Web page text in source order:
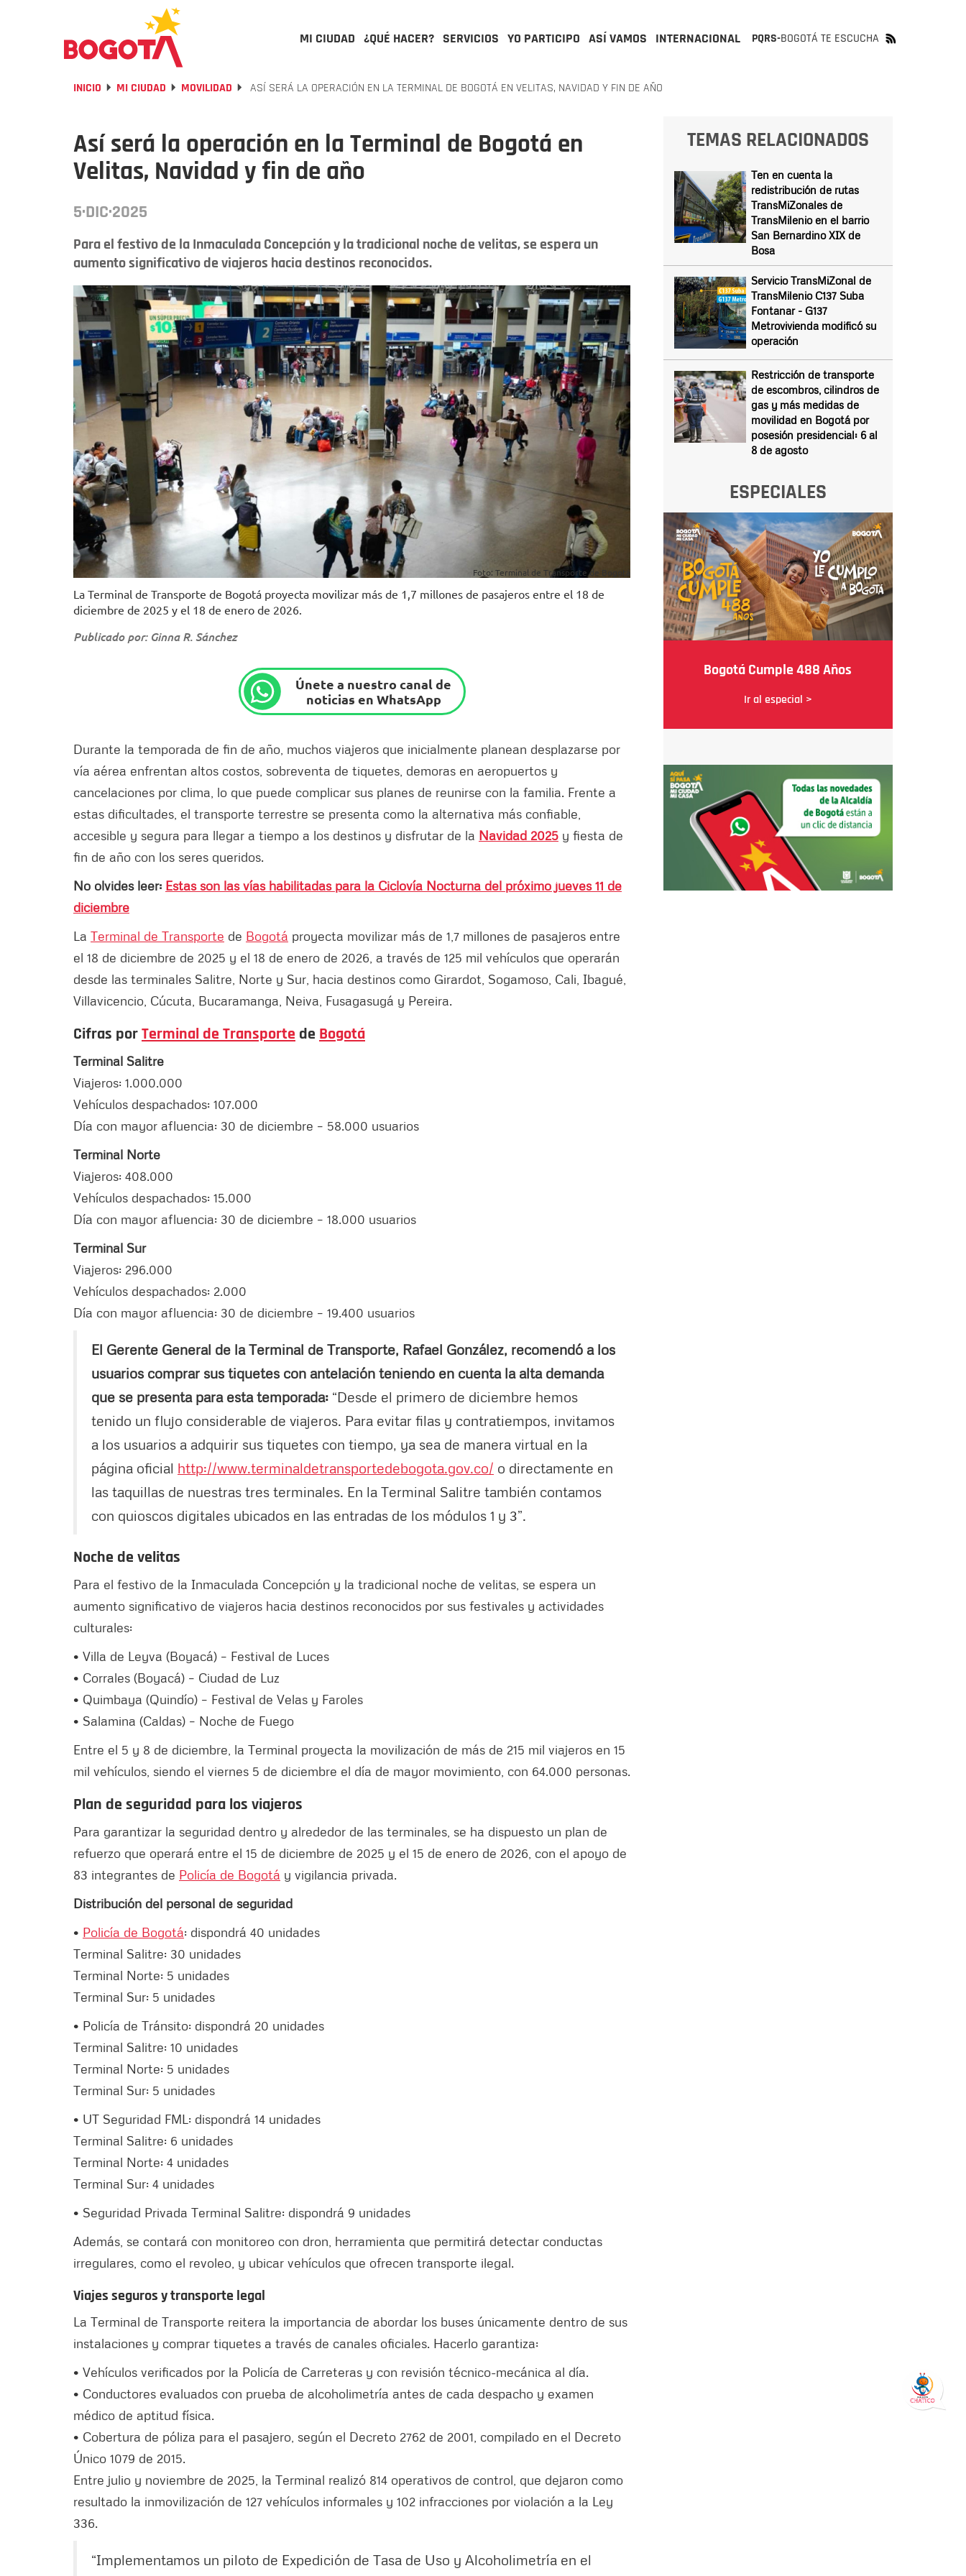
MI CIUDAD ¿QUÉ HACER? SERVICIOS YO PARTICIPO ASÍ VAMOS INTERNACIONAL PQRS-BOGOTÁ TE ESCUCHA
INICIO MI CIUDAD MOVILIDAD ASÍ SERÁ LA OPERACIÓN EN LA TERMINAL DE BOGOTÁ EN VELITAS, NAVIDAD Y FIN DE AÑO
Así será la operación en la Terminal de Bogotá en
Velitas, Navidad y fin de año
5·DIC·2025
Para el festivo de la Inmaculada Concepción y la tradicional noche de velitas, se espera un
aumento significativo de viajeros hacia destinos reconocidos.
Foto: Terminal de Transporte de Bogotá
La Terminal de Transporte de Bogotá proyecta movilizar más de 1,7 millones de pasajeros entre el 18 de
diciembre de 2025 y el 18 de enero de 2026.
Publicado por: Ginna R. Sánchez
Únete a nuestro canal de
noticias en WhatsApp
Durante la temporada de fin de año, muchos viajeros que inicialmente planean desplazarse por
vía aérea enfrentan altos costos, sobreventa de tiquetes, demoras en aeropuertos y
cancelaciones por clima, lo que puede complicar sus planes de reunirse con la familia. Frente a
estas dificultades, el transporte terrestre se presenta como la alternativa más confiable,
accesible y segura para llegar a tiempo a los destinos y disfrutar de la Navidad 2025 y fiesta de
fin de año con los seres queridos.
No olvides leer: Estas son las vías habilitadas para la Ciclovía Nocturna del próximo jueves 11 de
diciembre
La Terminal de Transporte de Bogotá proyecta movilizar más de 1,7 millones de pasajeros entre
el 18 de diciembre de 2025 y el 18 de enero de 2026, a través de 125 mil vehículos que operarán
desde las terminales Salitre, Norte y Sur, hacia destinos como Girardot, Sogamoso, Cali, Ibagué,
Villavicencio, Cúcuta, Bucaramanga, Neiva, Fusagasugá y Pereira.
Cifras porTerminal de Transporte de Bogotá
Terminal Salitre
Viajeros: 1.000.000
Vehículos despachados: 107.000
Día con mayor afluencia: 30 de diciembre – 58.000 usuarios
Terminal Norte
Viajeros: 408.000
Vehículos despachados: 15.000
Día con mayor afluencia: 30 de diciembre – 18.000 usuarios
Terminal Sur
Viajeros: 296.000
Vehículos despachados: 2.000
Día con mayor afluencia: 30 de diciembre – 19.400 usuarios
El Gerente General de la Terminal de Transporte, Rafael González, recomendó a los
usuarios comprar sus tiquetes con antelación teniendo en cuenta la alta demanda
que se presenta para esta temporada: “Desde el primero de diciembre hemos
tenido un flujo considerable de viajeros. Para evitar filas y contratiempos, invitamos
a los usuarios a adquirir sus tiquetes con tiempo, ya sea de manera virtual en la
página oficial http://www.terminaldetransportedebogota.gov.co/ o directamente en
las taquillas de nuestras tres terminales. En la Terminal Salitre también contamos
con quioscos digitales ubicados en las entradas de los módulos 1 y 3”.
Noche de velitas
Para el festivo de la Inmaculada Concepción y la tradicional noche de velitas, se espera un
aumento significativo de viajeros hacia destinos reconocidos por sus festivales y actividades
culturales:
• Villa de Leyva (Boyacá) – Festival de Luces
• Corrales (Boyacá) – Ciudad de Luz
• Quimbaya (Quindío) – Festival de Velas y Faroles
• Salamina (Caldas) – Noche de Fuego
Entre el 5 y 8 de diciembre, la Terminal proyecta la movilización de más de 215 mil viajeros en 15
mil vehículos, siendo el viernes 5 de diciembre el día de mayor movimiento, con 64.000 personas.
Plan de seguridad para los viajeros
Para garantizar la seguridad dentro y alrededor de las terminales, se ha dispuesto un plan de
refuerzo que operará entre el 15 de diciembre de 2025 y el 15 de enero de 2026, con el apoyo de
83 integrantes de Policía de Bogotá y vigilancia privada.
Distribución del personal de seguridad
• Policía de Bogotá: dispondrá 40 unidades
Terminal Salitre: 30 unidades
Terminal Norte: 5 unidades
Terminal Sur: 5 unidades
• Policía de Tránsito: dispondrá 20 unidades
Terminal Salitre: 10 unidades
Terminal Norte: 5 unidades
Terminal Sur: 5 unidades
• UT Seguridad FML: dispondrá 14 unidades
Terminal Salitre: 6 unidades
Terminal Norte: 4 unidades
Terminal Sur: 4 unidades
• Seguridad Privada Terminal Salitre: dispondrá 9 unidades
Además, se contará con monitoreo con dron, herramienta que permitirá detectar conductas
irregulares, como el revoleo, y ubicar vehículos que ofrecen transporte ilegal.
Viajes seguros y transporte legal
La Terminal de Transporte reitera la importancia de abordar los buses únicamente dentro de sus
instalaciones y comprar tiquetes a través de canales oficiales. Hacerlo garantiza:
• Vehículos verificados por la Policía de Carreteras y con revisión técnico-mecánica al día.
• Conductores evaluados con prueba de alcoholimetría antes de cada despacho y examen
médico de aptitud física.
• Cobertura de póliza para el pasajero, según el Decreto 2762 de 2001, compilado en el Decreto
Único 1079 de 2015.
Entre julio y noviembre de 2025, la Terminal realizó 814 operativos de control, que dejaron como
resultado la inmovilización de 127 vehículos informales y 102 infracciones por violación a la Ley
336.
“Implementamos un piloto de Expedición de Tasa de Uso y Alcoholimetría en el
TEMAS RELACIONADOS
Ten en cuenta la
redistribución de rutas
TransMiZonales de
TransMilenio en el barrio
San Bernardino XIX de
Bosa
Servicio TransMiZonal de
TransMilenio C137 Suba
Fontanar - G137
Metrovivienda modificó su
operación
Restricción de transporte
de escombros, cilindros de
gas y más medidas de
movilidad en Bogotá por
posesión presidencial: 6 al
8 de agosto
ESPECIALES
Bogotá Cumple 488 Años
Ir al especial >